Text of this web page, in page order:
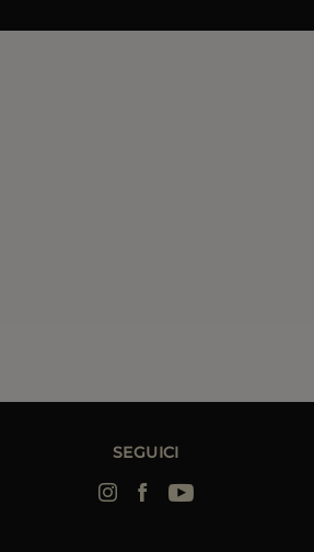
SEGUICI